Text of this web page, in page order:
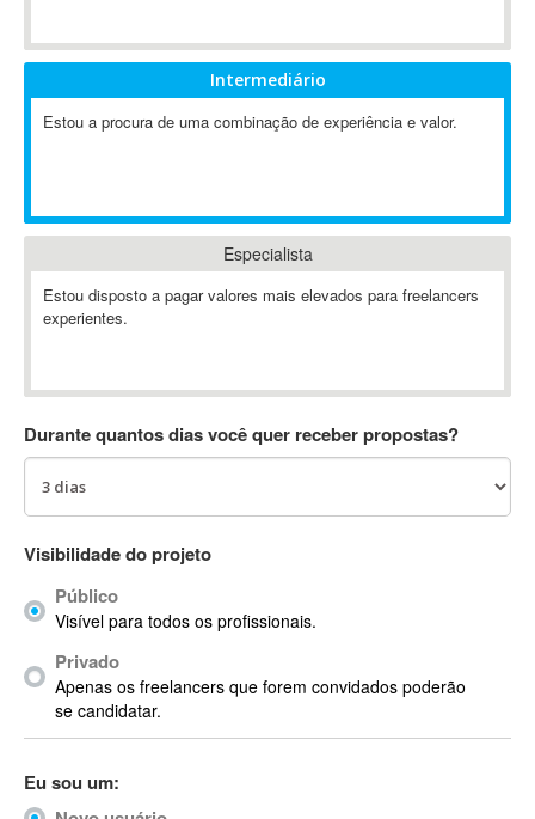
ABBYY FineReader
AbleCommerce
Ableton Push
Abstract Window Toolkit (AWT)
Absynth
ACARS
AccountMate
ACDSee
ACID Pro
ACPI
Acrobat
Acrobat X
Acronis
Actian
Actimize
ActionScript
Active Directory
Intermediário
Estou a procura de uma combinação de experiência e valor.
Especialista
Estou disposto a pagar valores mais elevados para freelancers
experientes.
Durante quantos dias você quer receber propostas?
Visibilidade do projeto
Público
Visível para todos os profissionais.
Privado
Apenas os freelancers que forem convidados poderão
se candidatar.
Eu sou um: